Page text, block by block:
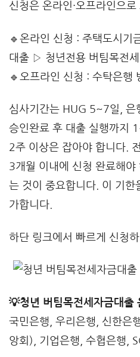
신청은 온라인·오프라인으로
🔹온라인 신청 : 주택도시
대출 ▷ 청년전용 버팀목전
🔹오프라인 신청 : 수탁은행
심사기간는 HUG 5~7일, 은
승인완료 후 대출 실행까지
2주 이상은 잡아야 합니다.
3개월 이내에 신청 완료해
는 것이 중요합니다. 이 기한
가합니다.
하단 링크에서 빠르게 신청
💡청년 버팀목전세자금대출
국민은행, 우리은행, 신한은
앙회), 기업은행, 수협은행,